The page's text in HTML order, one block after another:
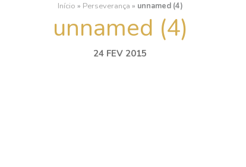
Início » Perseverança » unnamed (4)
unnamed (4)
24 FEV 2015